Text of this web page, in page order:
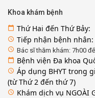
Khoa khám bệnh
calendar_today Thứ Hai đến Thứ Bảy:
access_time Tiếp nhận bệnh
access_time Bác sĩ thăm khám: 7h00
calendar_today Bệnh viện Đa khoa
access_time Áp dụng BHYT trong
(từ Thứ 2 đến thứ 7)
access_time Khám dịch vụ NGOÀI